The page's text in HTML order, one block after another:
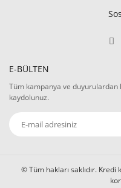
E-BÜLTEN
Tüm kampanya ve
kaydolunuz.
© Tüm hakları saklıdır.